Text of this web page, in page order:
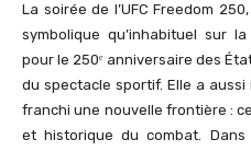
La soirée de l’UFC Freedom
symbolique qu’inhabituel sur
pour le 250ᵉ anniversaire des
du spectacle sportif. Elle a aussi
franchi une nouvelle frontière :
et historique du combat.